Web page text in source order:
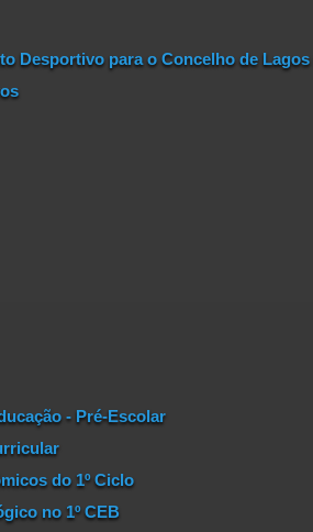
Desportivo para o Concelho de Lagos
- Pré-Escolar
do 1º Ciclo
no 1º CEB